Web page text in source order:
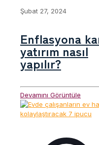
Şubat 27, 2024
Enflasyona
yatırım nasıl
yapılır?
Devamını Görüntüle